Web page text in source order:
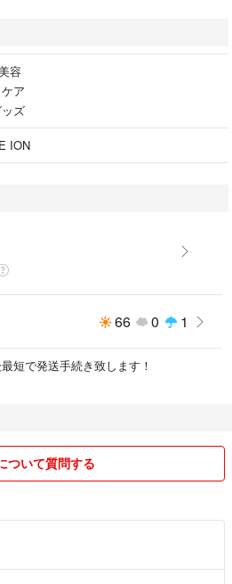
容
ア
ズ
ION
66 0 1
短で発送手続き致します！
ついて質問する